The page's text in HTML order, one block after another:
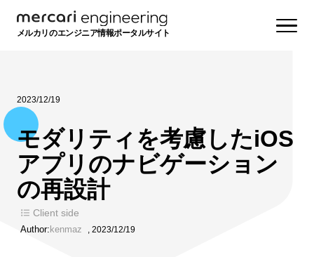
メルカリのエンジニア情報ポータルサイト
2023/12/19
モダリティを考慮したiOS
アプリのナビゲーション
の再設計
Client side
Author: kenmaz , 2023/12/19